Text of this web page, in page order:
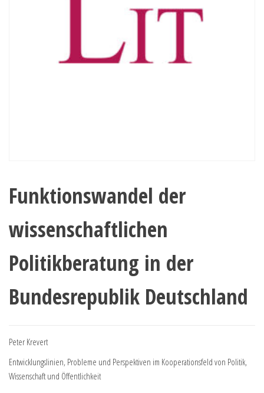
Funktionswandel der
wissenschaftlichen
Politikberatung in der
Bundesrepublik Deutschland
Peter Krevert
Entwicklungslinien, Probleme und Perspektiven im Kooperationsfeld von Politik,
Wissenschaft und Öffentlichkeit